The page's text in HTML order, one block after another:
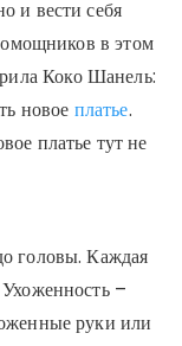
и вести себя
в этом
Коко Шанель:
новое платье.
платье тут не
головы. Каждая
Ухоженность –
руки или